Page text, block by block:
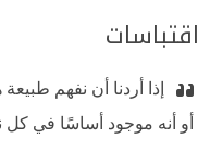
اقتباسات
إذا أردنا أن نفهم
أو أنه موجود أساسًا في